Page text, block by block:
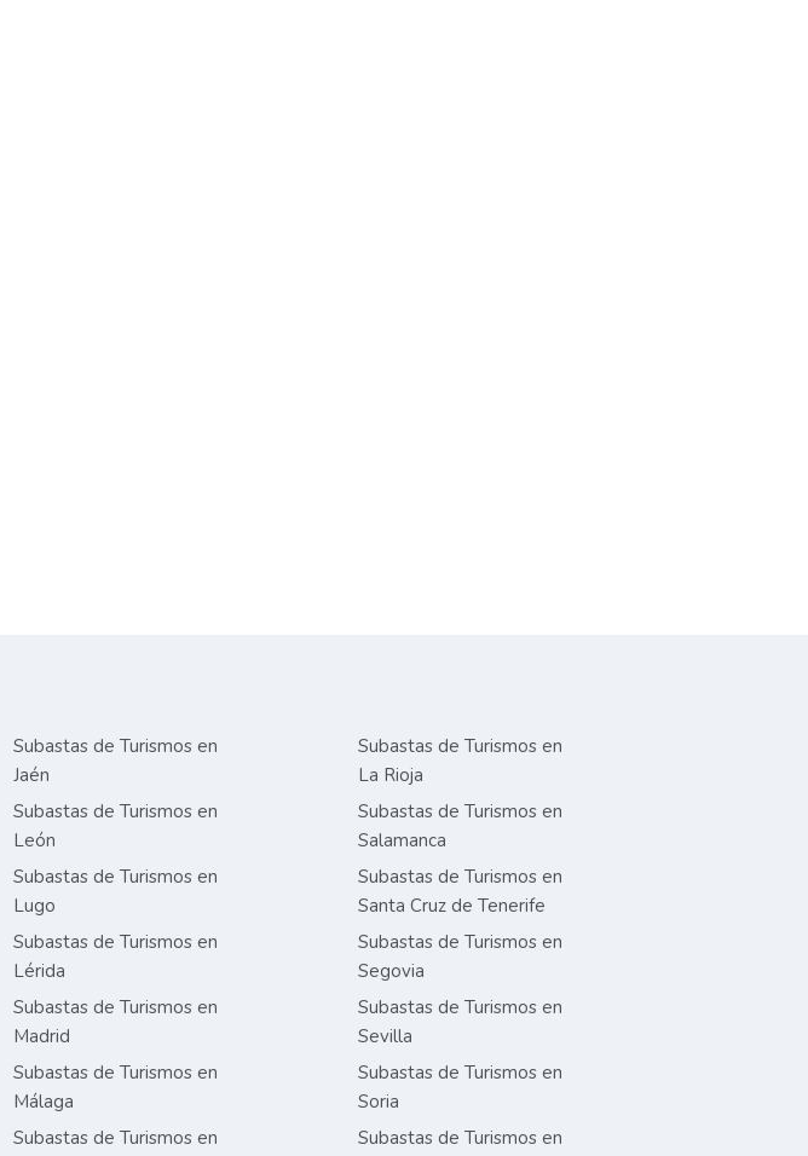
Subastas de Turismos en
Jaén
Subastas de Turismos en
León
Subastas de Turismos en
Lugo
Subastas de Turismos en
Lérida
Subastas de Turismos en
Madrid
Subastas de Turismos en
Málaga
Subastas de Turismos en
Subastas de Turismos en
La Rioja
Subastas de Turismos en
Salamanca
Subastas de Turismos en
Santa Cruz de Tenerife
Subastas de Turismos en
Segovia
Subastas de Turismos en
Sevilla
Subastas de Turismos en
Soria
Subastas de Turismos en